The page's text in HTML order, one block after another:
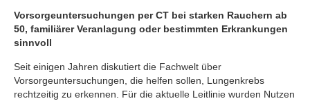
Vorsorgeuntersuchungen per CT bei starken Rauchern ab
50, familiärer Veranlagung oder bestimmten Erkrankungen
sinnvoll
Seit einigen Jahren diskutiert die Fachwelt über
Vorsorgeuntersuchungen, die helfen sollen, Lungenkrebs
rechtzeitig zu erkennen. Für die aktuelle Leitlinie wurden Nutzen